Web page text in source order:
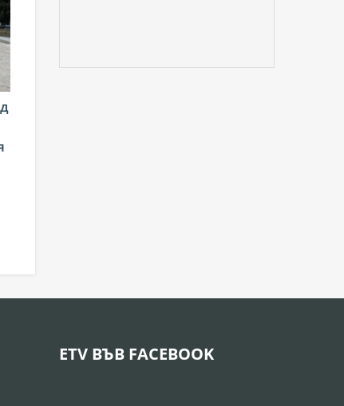
ETV ВЪВ FACEBOOK